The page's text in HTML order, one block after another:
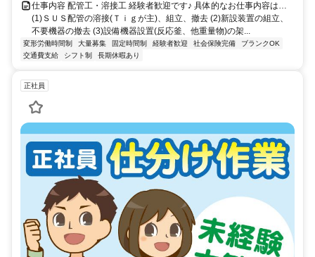
仕事内容 配管工・溶接工 経験者歓迎です♪ 具体的なお仕事内容は…
(1)ＳＵＳ配管の溶接(Ｔｉｇが主)、組立、撤去 (2)新設装置の組立、
不要機器の撤去 (3)設備機器設置(反応釜、他重量物)の架...
変形労働時間制 大量募集 固定時間制 経験者歓迎 社会保険完備
ブランクOK
交通費支給
シフト制 長期休暇あり
正社員